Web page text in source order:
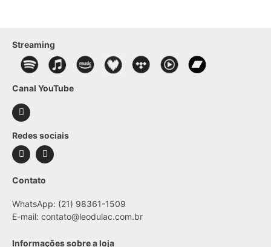
Streaming
Canal YouTube
Redes sociais
Contato
WhatsApp: (21) 98361-1509
E-mail: contato@leodulac.com.br
Informações sobre a loja